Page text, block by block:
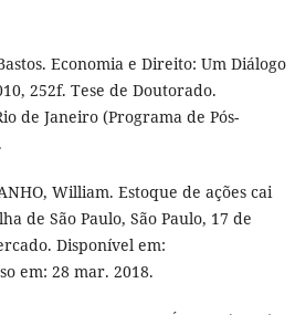
Economia e Direito: Um Diálogo
252f. Tese de Doutorado.
de Janeiro (Programa de Pós-
William. Estoque de ações cai
de São Paulo, São Paulo, 17 de
Disponível em:
em: 28 mar. 2018.